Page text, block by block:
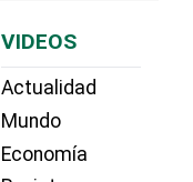
VIDEOS
Actualidad
Mundo
Economía